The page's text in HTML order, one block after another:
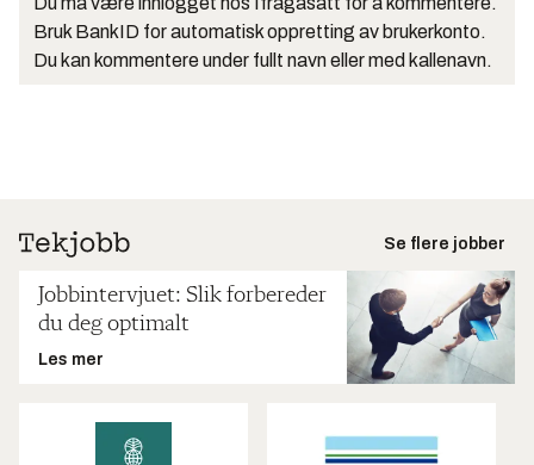
Bruk BankID for automatisk oppretting av brukerkonto.
Du kan kommentere under fullt navn eller med kallenavn.
Se flere jobber
Jobbintervjuet: Slik forbereder
du deg optimalt
Les mer